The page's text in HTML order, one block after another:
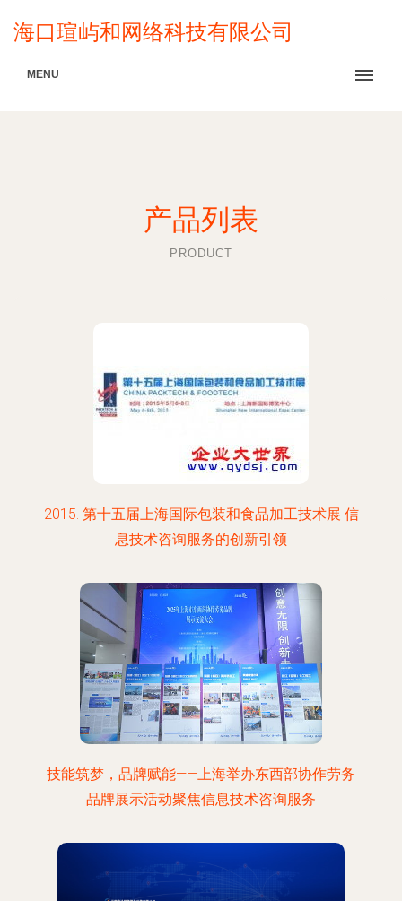
海口瑄屿和网络科技有限公司
MENU
产品列表
PRODUCT
2015. 第十五届上海国际包装和食品加工技术展 信
息技术咨询服务的创新引领
技能筑梦，品牌赋能——上海举办东西部协作劳务
品牌展示活动聚焦信息技术咨询服务